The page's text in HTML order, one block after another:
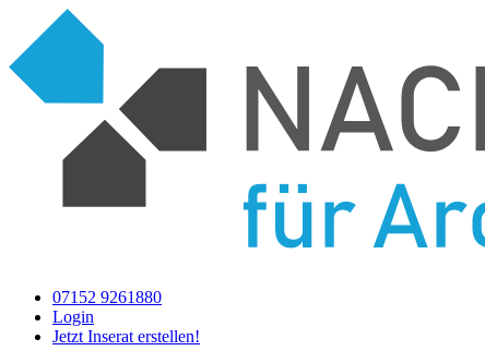
07152 9261880
Login
Jetzt Inserat erstellen!
Cookie-Einstellungen